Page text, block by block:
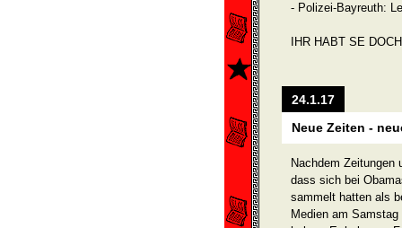
- Polizei-Bayreuth:
IHR HABT SE
24.1.17
Neue Zeiten -
Nachdem Zeitungen
dass sich bei
sammelt hatten als
Medien am